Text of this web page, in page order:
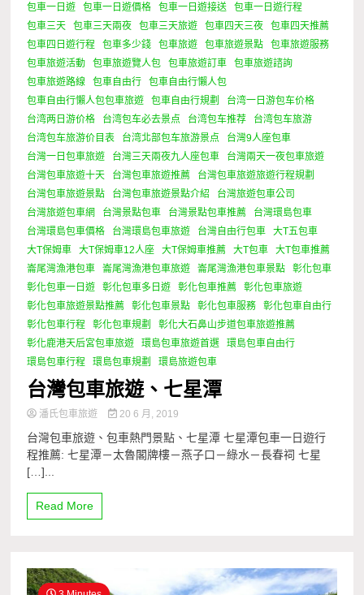
包車一日遊
包車一日遊價格 包車一日遊接送
包車一日遊行程
包車三天
包車三天兩夜 包車三天旅遊 包車四天三夜
包車四天推薦
包車四日遊行程
包車多少錢 包車旅遊 包車旅遊景點
包車旅遊服務
包車旅遊活動
包車旅遊覽人包 包車旅遊訂車
包車旅遊諮詢
包車旅遊路線
包車自由行
包車自由行懶人包
包車自由行懶人包包車旅遊
包車自由行規劃
台湾一日游包车价格
台湾两日游价格
台湾包车必去景点 台湾包车推荐
台湾包车旅游
台湾包车旅游价目表
台湾北部包车旅游景点
台灣9人座包車
台灣一日包車旅遊
台灣三天兩夜九人座包車
台灣兩天一夜包車旅遊
台灣包車旅遊十天
台灣包車旅遊推薦
台灣包車旅遊旅遊行程規劃
台灣包車旅遊景點
台灣包車旅遊景點介紹
台灣旅遊包車公司
台灣旅遊包車網
台灣景點包車 台灣景點包車推薦
台灣環島包車
台灣環島包車價格
台灣環島包車旅遊 台灣自由行包車
大T五包車
大T保姆車
大T保姆車12人座 大T保姆車推薦 大T包車
大T包車推薦
崙尾灣漁港包車
崙尾灣漁港包車旅遊 崙尾灣漁港包車景點
彰化包車
彰化包車一日遊
彰化包車多日遊 彰化包車推薦
彰化包車旅遊
彰化包車旅遊景點推薦
彰化包車景點 彰化包車服務
彰化包車自由行
彰化包車行程
彰化包車規劃
彰化大石鼻山步道包車旅遊推薦
彰化鹿港天后宮包車旅遊
環島包車旅遊首選
環島包車自由行
環島包車行程
環島包車規劃 環島旅遊包車
台灣包車旅遊、七星潭
潘氏包車旅遊 20 6 月, 2019
台灣包車旅遊、包車熱門景點、七星潭 七星潭包車一日遊行
程推薦: 七星潭－太魯閣牌樓－燕子口－綠水－長春祠 七星
[…]...
Read More